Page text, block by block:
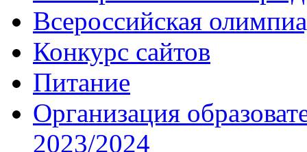
Всероссийская
Конкурс сайтов
Питание
Организация
2023/2024